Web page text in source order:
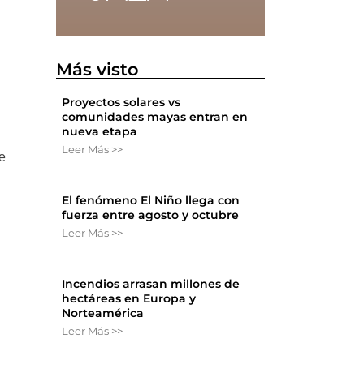
Más visto
Proyectos solares vs
comunidades mayas entran en
nueva etapa
Leer Más >>
El fenómeno El Niño llega con
fuerza entre agosto y octubre
Leer Más >>
Incendios arrasan millones de
hectáreas en Europa y
Norteamérica
Leer Más >>